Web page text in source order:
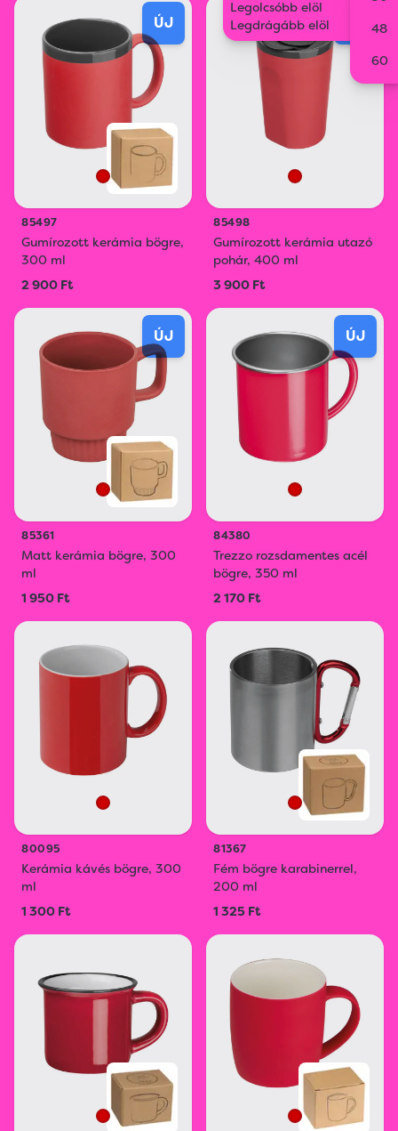
Legolcsóbb elöl
Legdrágább elöl
48
60
ÚJ
85497
Gumírozott kerámia bögre,
300 ml
2 900 Ft
85498
Gumírozott kerámia utazó
pohár, 400 ml
3 900 Ft
ÚJ
85361
Matt kerámia bögre, 300
ml
1 950 Ft
ÚJ
84380
Trezzo rozsdamentes acél
bögre, 350 ml
2 170 Ft
80095
Kerámia kávés bögre, 300
ml
1 300 Ft
81367
Fém bögre karabinerrel,
200 ml
1 325 Ft